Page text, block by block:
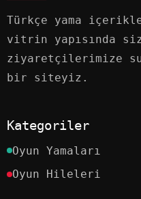
Türkçe yama
vitrin yapısında
ziyaretçilerimize
bir siteyiz.
Kategoriler
Oyun Yamaları
Oyun Hileleri